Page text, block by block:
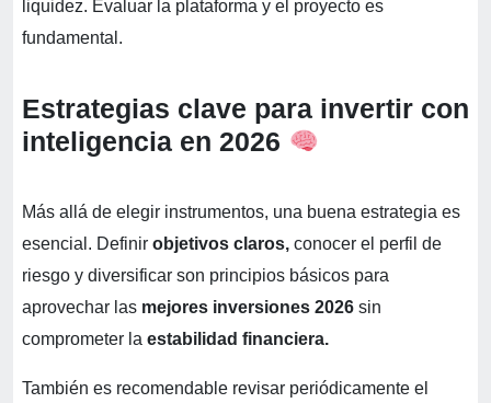
liquidez. Evaluar la plataforma y el proyecto es
fundamental.
Estrategias clave para invertir con
inteligencia en 2026
Más allá de elegir instrumentos, una buena estrategia es
esencial. Definir objetivos claros, conocer el perfil de
riesgo y diversificar son principios básicos para
aprovechar las mejores inversiones 2026 sin
comprometer la estabilidad financiera.
También es recomendable revisar periódicamente el